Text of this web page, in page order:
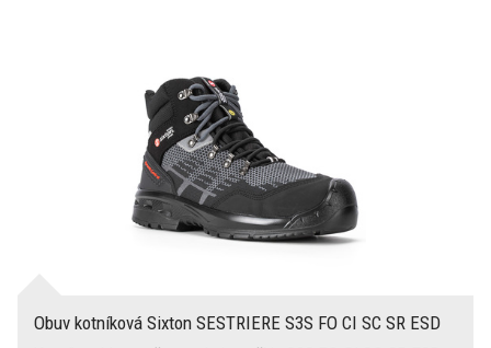
Obuv kotníková Sixton SESTRIERE S3S FO CI SC SR ESD